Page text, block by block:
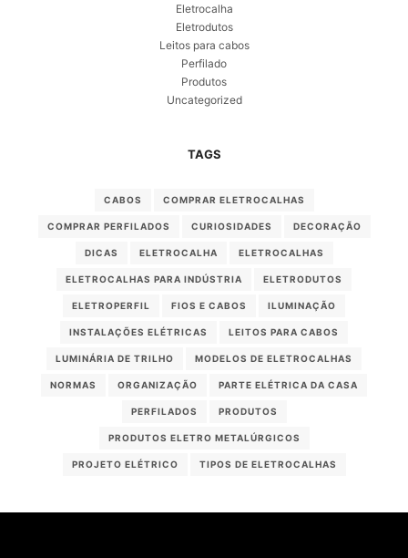
Eletrocalha
Eletrodutos
Leitos para cabos
Perfilado
Produtos
Uncategorized
TAGS
CABOS COMPRAR ELETROCALHAS
COMPRAR PERFILADOS CURIOSIDADES DECORAÇÃO
DICAS ELETROCALHA ELETROCALHAS
ELETROCALHAS PARA INDÚSTRIA ELETRODUTOS
ELETROPERFIL FIOS E CABOS ILUMINAÇÃO
INSTALAÇÕES ELÉTRICAS LEITOS PARA CABOS
LUMINÁRIA DE TRILHO MODELOS DE ELETROCALHAS
NORMAS ORGANIZAÇÃO PARTE ELÉTRICA DA CASA
PERFILADOS PRODUTOS
PRODUTOS ELETRO METALÚRGICOS
PROJETO ELÉTRICO TIPOS DE ELETROCALHAS